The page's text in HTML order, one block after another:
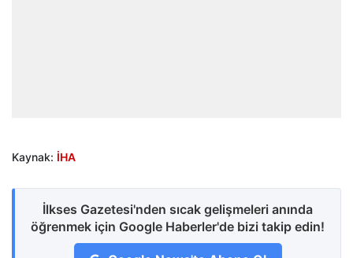
Kaynak: İHA
İlkses Gazetesi'nden sıcak gelişmeleri anında
öğrenmek için Google Haberler'de bizi takip edin!